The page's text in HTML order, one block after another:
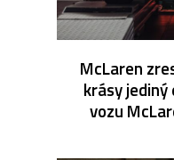
McLaren
krásy
vozu